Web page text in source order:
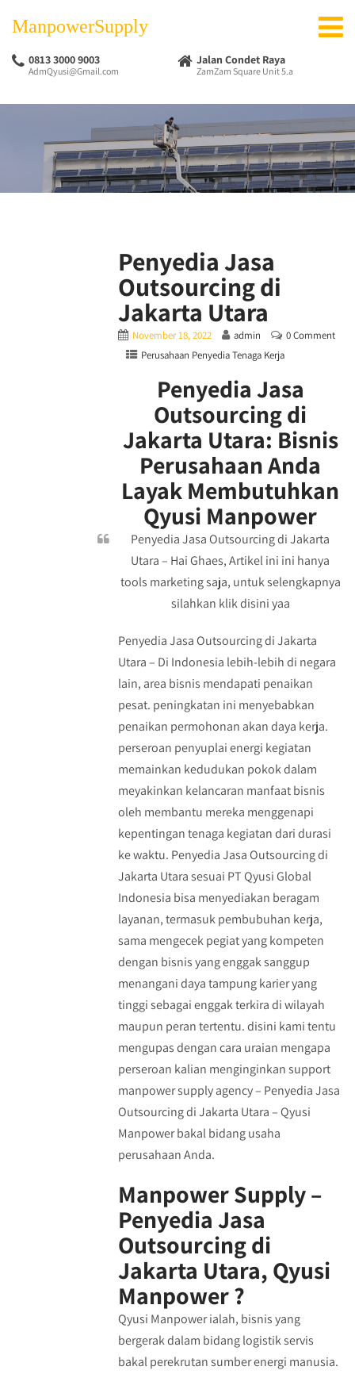
ManpowerSupply
0813 3000 9003
AdmQyusi@Gmail.com
Jalan Condet Raya
ZamZam Square Unit 5.a
Penyedia Jasa
Outsourcing di
Jakarta Utara
November 18, 2022 admin
0 Comment
Perusahaan Penyedia Tenaga Kerja
Penyedia Jasa
Outsourcing di
Jakarta Utara: Bisnis
Perusahaan Anda
Layak Membutuhkan
Qyusi Manpower
Penyedia Jasa Outsourcing di Jakarta
Utara – Hai Ghaes, Artikel ini ini hanya
tools marketing saja, untuk selengkapnya
silahkan klik disini yaa
Penyedia Jasa Outsourcing di Jakarta
Utara – Di Indonesia lebih-lebih di negara
lain, area bisnis mendapati penaikan
pesat. peningkatan ini menyebabkan
penaikan permohonan akan daya kerja.
perseroan penyuplai energi kegiatan
memainkan kedudukan pokok dalam
meyakinkan kelancaran manfaat bisnis
oleh membantu mereka menggenapi
kepentingan tenaga kegiatan dari durasi
ke waktu. Penyedia Jasa Outsourcing di
Jakarta Utara sesuai PT Qyusi Global
Indonesia bisa menyediakan beragam
layanan, termasuk pembubuhan kerja,
sama mengecek pegiat yang kompeten
dengan bisnis yang enggak sanggup
menangani daya tampung karier yang
tinggi sebagai enggak terkira di wilayah
maupun peran tertentu. disini kami tentu
mengupas dengan cara uraian mengapa
perseroan kalian menginginkan support
manpower supply agency – Penyedia Jasa
Outsourcing di Jakarta Utara – Qyusi
Manpower bakal bidang usaha
perusahaan Anda.
Manpower Supply –
Penyedia Jasa
Outsourcing di
Jakarta Utara, Qyusi
Manpower ?
Qyusi Manpower ialah, bisnis yang
bergerak dalam bidang logistik servis
bakal perekrutan sumber energi manusia.